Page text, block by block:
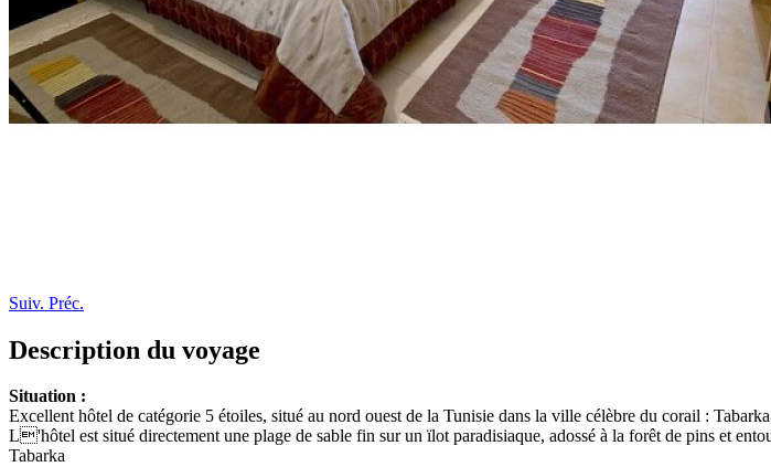
Suiv. Préc.
Description du voyage
Situation :
Excellent hôtel de catégorie 5 étoiles, situé au nord ouest de la Tunisie dans la ville célèbre du corail :
L'hôtel est situé directement une plage de sable fin sur un ïlot paradisiaque, adossé à la forêt de pins et
Tabarka